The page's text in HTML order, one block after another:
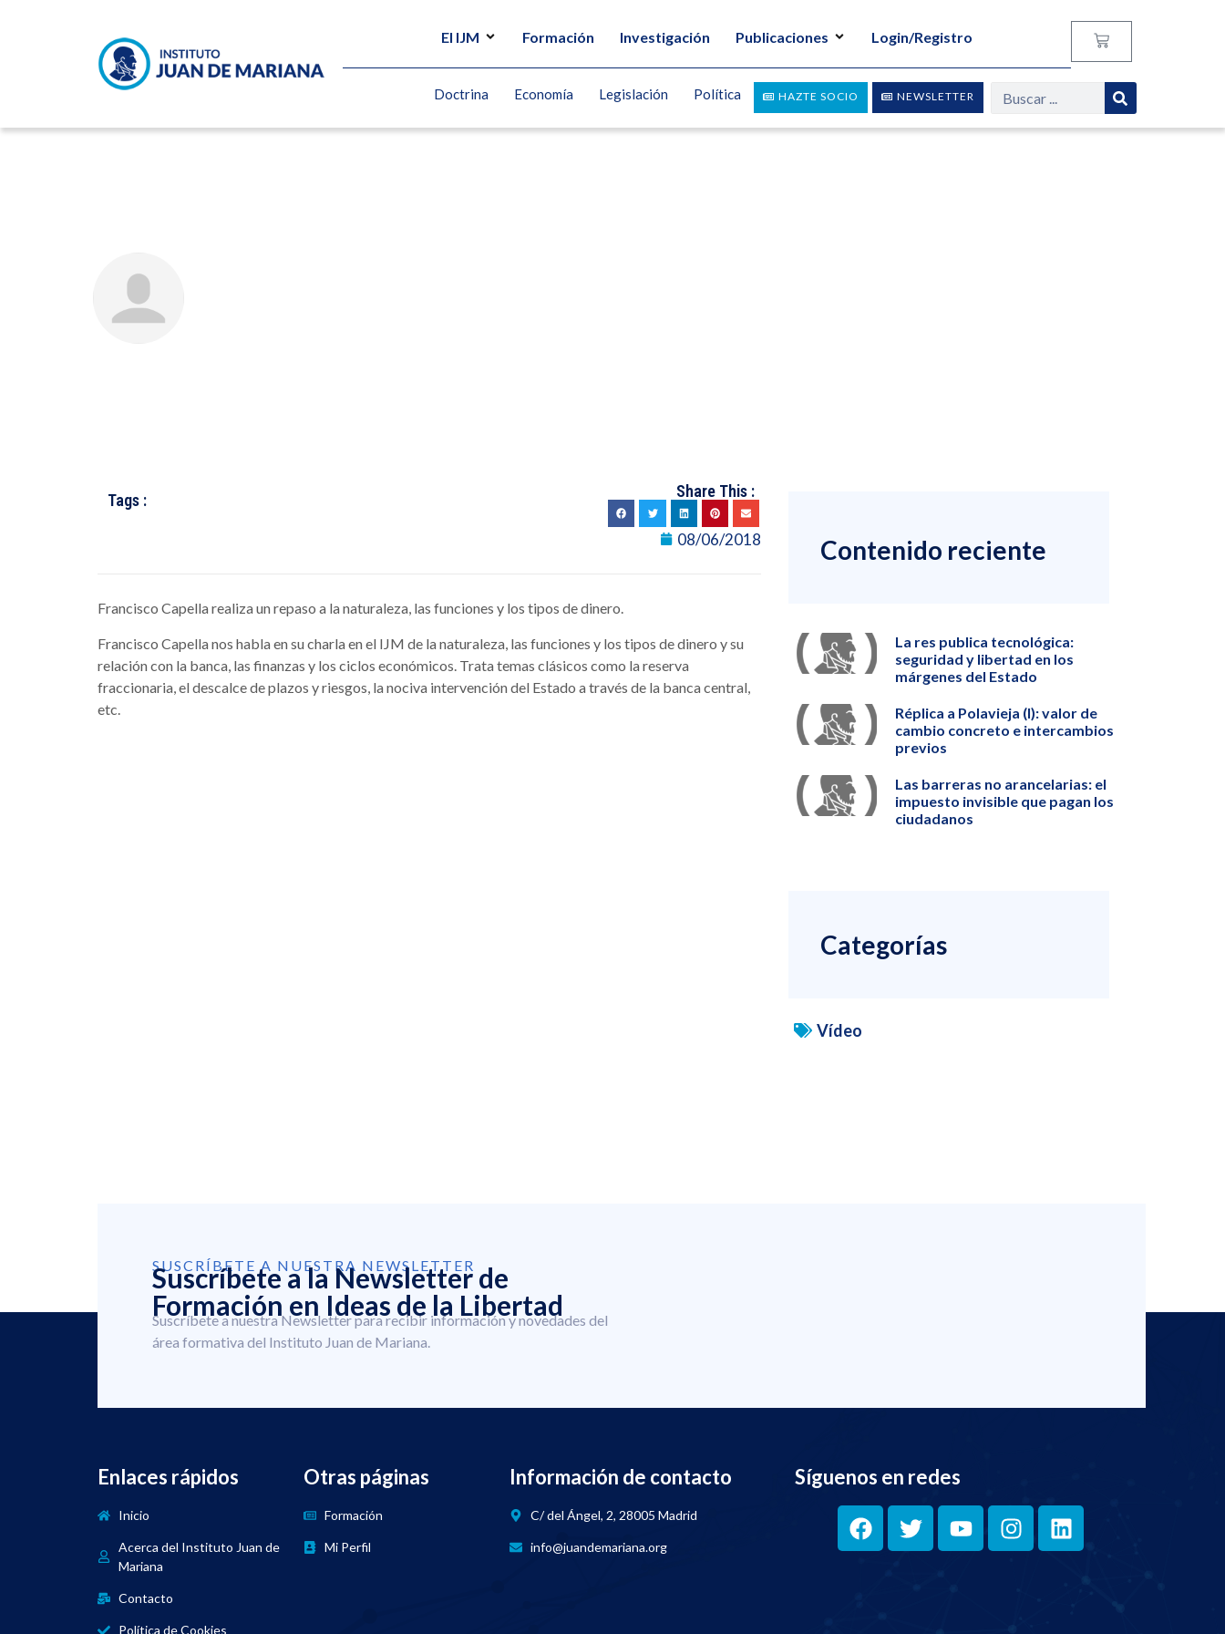
El IJM Formación Investigación Publicaciones Login/Registro
NEWSLETTER
HAZTE SOCIO
Doctrina Economía Legislación Política
Tags : Share This :
08/06/2018
Francisco Capella realiza un repaso a la naturaleza, las funciones y los tipos de dinero.
Francisco Capella nos habla en su charla en el IJM de la naturaleza, las funciones y los tipos de dinero y su
relación con la banca, las finanzas y los ciclos económicos. Trata temas clásicos como la reserva
fraccionaria, el descalce de plazos y riesgos, la nociva intervención del Estado a través de la banca central,
etc.
Contenido reciente
La res publica tecnológica:
seguridad y libertad en los
márgenes del Estado
Réplica a Polavieja (I): valor de
cambio concreto e intercambios
previos
Las barreras no arancelarias: el
impuesto invisible que pagan los
ciudadanos
Categorías
Vídeo
SUSCRÍBETE A NUESTRA NEWSLETTER
Suscríbete a la Newsletter de
Formación en Ideas de la Libertad
Suscríbete a nuestra Newsletter para recibir información y novedades del
área formativa del Instituto Juan de Mariana.
Enlaces rápidos
Inicio
Acerca del Instituto Juan de
Mariana
Contacto
Política de Cookies
Otras páginas
Formación
Mi Perfil
Información de contacto
C/ del Ángel, 2, 28005 Madrid
info@juandemariana.org
Síguenos en redes